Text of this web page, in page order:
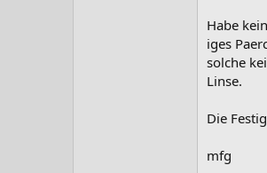
Habe
iges
solche
Linse.
Die
mfg